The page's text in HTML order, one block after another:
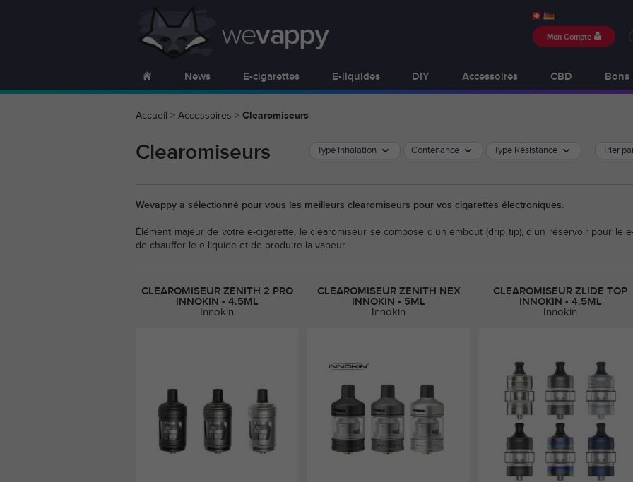
News E-cigarettes E-liquides DIY Accessoires CBD Bons
Mon Compte
Accueil > Accessoires > Clearomiseurs
Clearomiseurs Type Inhalation Contenance Type Résistance Trier
Wevappy a sélectionné pour vous les meilleurs clearomiseurs pour vos cigarettes électroniques.
Élément majeur de votre e-cigarette, le clearomiseur se compose d'un embout (drip tip), d'un réservoir pour le
de chauffer le e-liquide et de produire la vapeur.
CLEAROMISEUR ZENITH 2 PRO
INNOKIN - 4.5ML
Innokin
CLEAROMISEUR ZENITH NEX
INNOKIN - 5ML
Innokin
CLEAROMISEUR ZLIDE TOP
INNOKIN - 4.5ML
Innokin